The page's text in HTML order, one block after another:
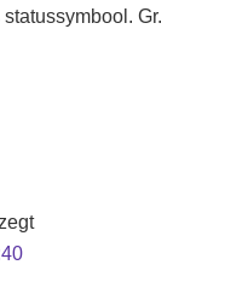
Gr.
zegt